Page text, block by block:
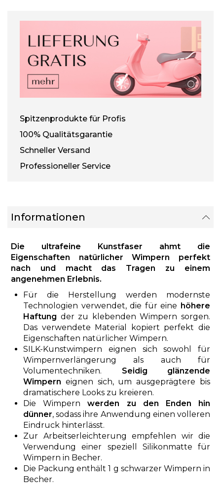
Spitzenprodukte für Profis
100% Qualitätsgarantie
Schneller Versand
Professioneller Service
Informationen
Die ultrafeine Kunstfaser ahmt die
Eigenschaften natürlicher Wimpern perfekt
nach und macht das Tragen zu einem
angenehmen Erlebnis.
Für die Herstellung werden modernste
Technologien verwendet, die für eine höhere
Haftung der zu klebenden Wimpern sorgen.
Das verwendete Material kopiert perfekt die
Eigenschaften natürlicher Wimpern.
SILK-Kunstwimpern eignen sich sowohl für
Wimpernverlängerung als auch für
Volumentechniken. Seidig glänzende
Wimpern eignen sich, um ausgeprägtere bis
dramatischere Looks zu kreieren.
Die Wimpernwerden zu den Enden hin
dünner, sodass ihre Anwendung einen volleren
Eindruck hinterlässt.
Zur Arbeitserleichterung empfehlen wir die
Verwendungeiner speziell Silikonmatte für
Wimpern in Becher.
Die Packung enthält 1 g schwarzer Wimpern in
Becher.